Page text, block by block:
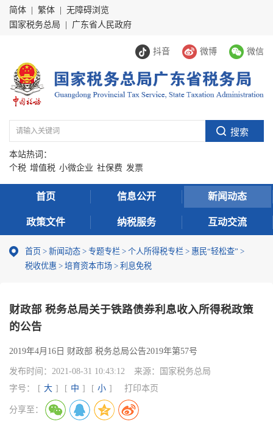
简体 繁体
无障碍浏览
国家税务总局
广东省人民政府
抖音 微博 微信
本站热词：
个税 增值税 小微企业 社保费 发票
首页 信息公开 新闻动态
政策文件 纳税服务 互动交流
首页 > 新闻动态 > 专题专栏 > 个人所得税专栏 > 惠民“轻松查” >
税收优惠 > 培育资本市场 > 利息免税
财政部 税务总局关于铁路债券利息收入所得税政策
的公告
2019年4月16日 财政部 税务总局公告2019年第57号
发布时间： 2021-08-31 10:43:12 来源：
国家税务总局
字号：
[ 大 ] [ 中 ] [ 小 ] 打印本页
分享至：